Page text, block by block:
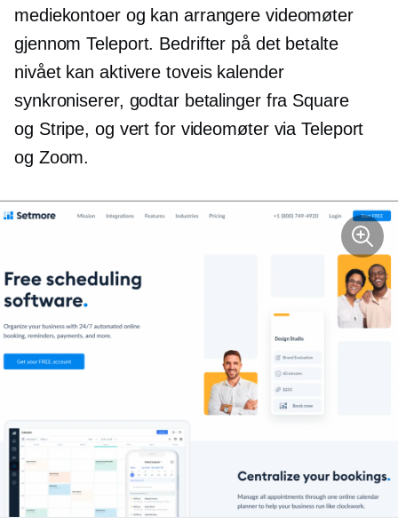
mediekontoer og kan arrangere videomøter
gjennom Teleport. Bedrifter på det betalte
nivået kan aktivere toveiskalender
synkroniserer, godtar betalinger fra Square
og Stripe, og vert for videomøter via Teleport
og Zoom.